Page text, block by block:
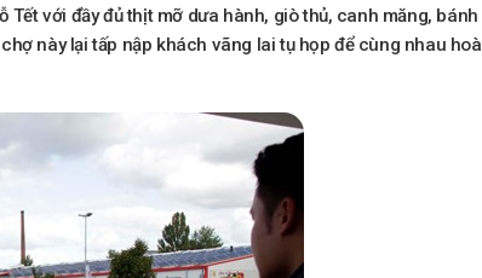
với đầy đủ thịt mỡ dưa hành, giò thủ, canh măng, bánh
này lại tấp nập khách vãng lai tụ họp để cùng nhau hoà